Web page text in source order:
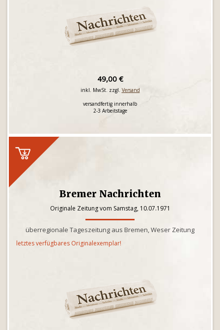
49,00 €
inkl. MwSt. zzgl. Versand
versandfertig innerhalb
2-3 Arbeitstage
Bremer Nachrichten
Originale Zeitung vom Samstag, 10.07.1971
überregionale Tageszeitung aus Bremen, Weser Zeitung
letztes verfügbares Originalexemplar!